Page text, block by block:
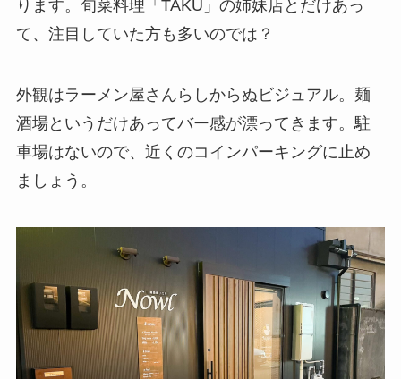
ります。旬菜料理「TAKU」の姉妹店とだけあっ
て、注目していた方も多いのでは？
外観はラーメン屋さんらしからぬビジュアル。麺
酒場というだけあってバー感が漂ってきます。駐
車場はないので、近くのコインパーキングに止め
ましょう。